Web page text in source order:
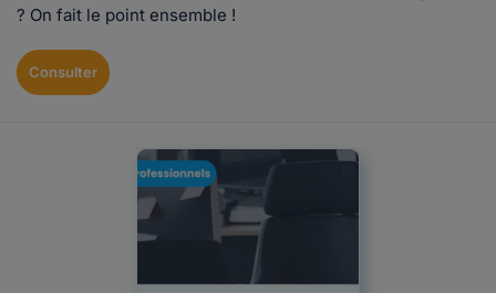
? On fait le point ensemble !
Consulter